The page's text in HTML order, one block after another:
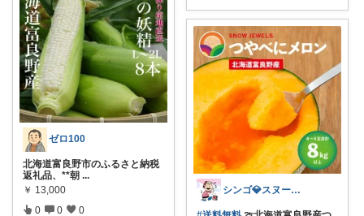
ゼロ100
北海道富良野市のふるさと納税
返礼品、**朝 ...
￥ 13,000
0 0 0
シンゴ💎スヌーピーで埋め尽くすワン🐶